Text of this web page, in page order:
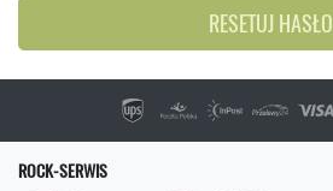
RESETUJ HASŁO
ROCK-SERWIS